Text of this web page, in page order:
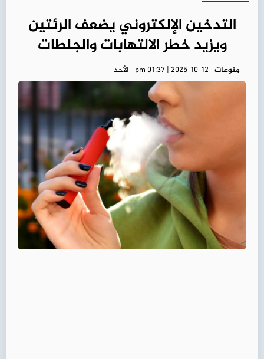
التدخين الإلكتروني يضعف الرئتين
ويزيد خطر الالتهابات والجلطات
منوعات pm 01:37 | 2025-10-12 - الأحد